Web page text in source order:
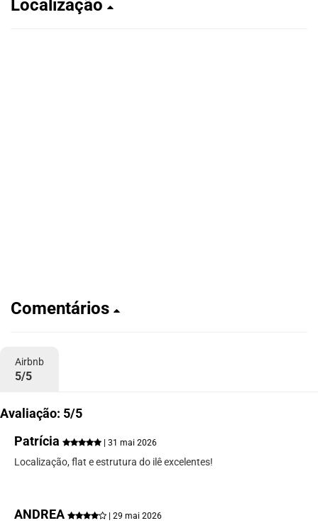
Localização
Comentários
Airbnb
5/5
Avaliação: 5/5
Patrícia
| 31 mai 2026
Localização, flat e estrutura do ilê excelentes!
ANDREA | 29 mai 2026